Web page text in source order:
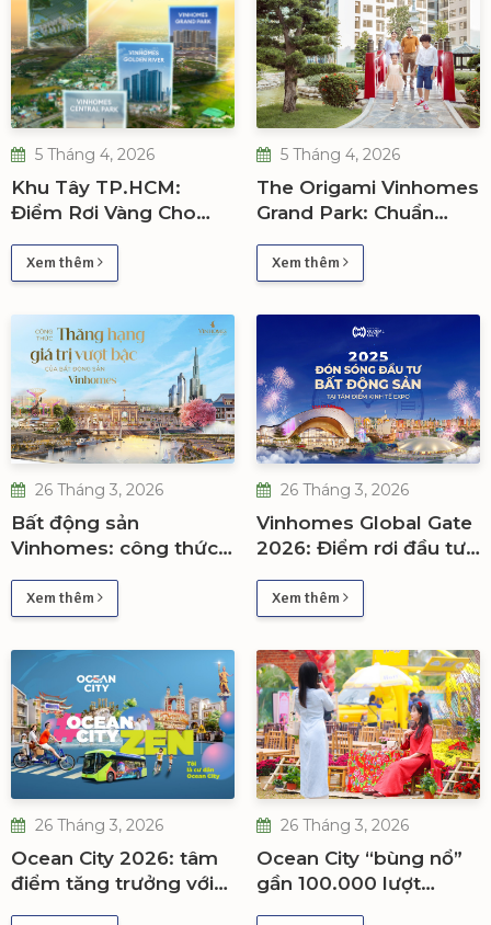
5 Tháng 4, 2026
Khu Tây TP.HCM:
Điểm Rơi Vàng Cho
2025–2030
Xem thêm
5 Tháng 4, 2026
The Origami Vinhomes
Grand Park: Chuẩn
gia tăng giá trị đầu tư
Xem thêm
26 Tháng 3, 2026
Bất động sản
Vinhomes: công thức
dòng tiền dài hạn
Xem thêm
26 Tháng 3, 2026
Vinhomes Global Gate
2026: Điểm rơi đầu tư
Expo, đô thị hoàn
chỉnh
Xem thêm
26 Tháng 3, 2026
Ocean City 2026: tâm
điểm tăng trưởng với
26 Tháng 3, 2026
Ocean City “bùng nổ”
gần 100.000 lượt